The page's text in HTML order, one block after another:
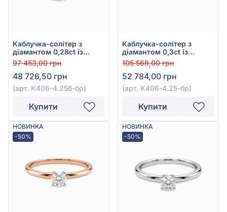
Каблучка-солітер з
діамантом 0,28ct із
білого золота 585°, арт.
К406-4.25б-бр
97 453,00 грн
48 726,50 грн
(арт. К406-4.25б-бр)
Купити
Каблучка-солітер з
діамантом 0,3ct із
червоного золота 585°,
арт. К406-4.25-бр
105 568,00 грн
52 784,00 грн
(арт. К406-4.25-бр)
Купити
НОВИНКА
-50%
НОВИНКА
-50%